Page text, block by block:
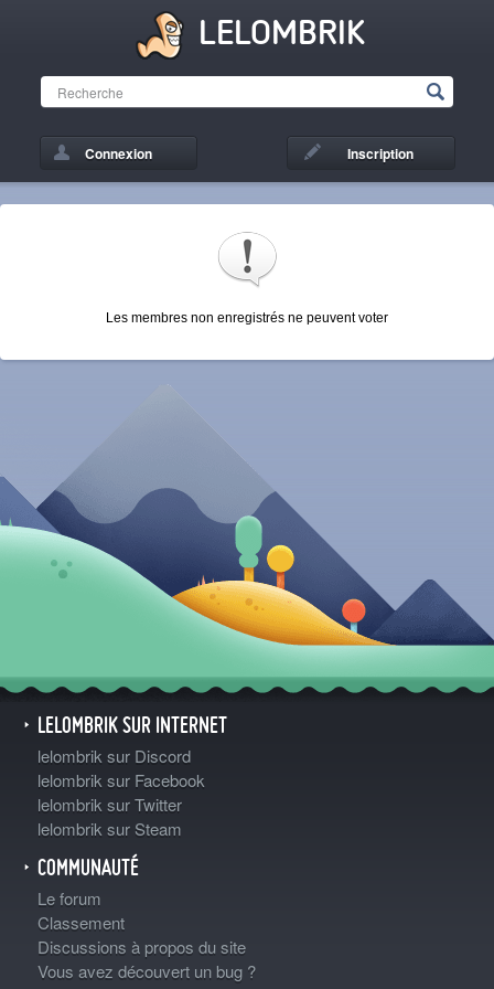
LELOMBRIK
Connexion Inscription
Les membres non enregistrés ne peuvent voter
LELOMBRIK SUR INTERNET
lelombrik sur Discord
lelombrik sur Facebook
lelombrik sur Twitter
lelombrik sur Steam
COMMUNAUTÉ
Le forum
Classement
Discussions à propos du site
Vous avez découvert un bug ?